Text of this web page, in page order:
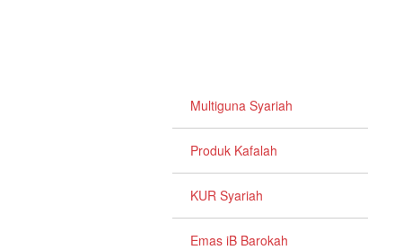
Multiguna Syariah
Produk Kafalah
KUR Syariah
Emas iB Barokah